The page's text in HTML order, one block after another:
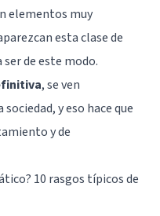
elementos muy
esta clase de
de este modo.
, se ven
y eso hace que
y de
10 rasgos típicos de